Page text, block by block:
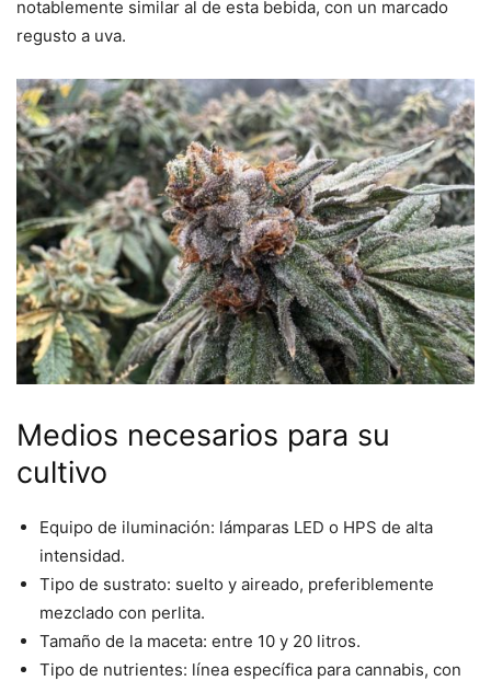
notablemente similar al de esta bebida, con un marcado
regusto a uva.
Medios necesarios para su
cultivo
Equipo de iluminación: lámparas LED o HPS de alta
intensidad.
Tipo de sustrato: suelto y aireado, preferiblemente
mezclado con perlita.
Tamaño de la maceta: entre 10 y 20 litros.
Tipo de nutrientes: línea específica para cannabis, con